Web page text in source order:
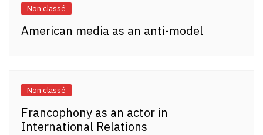
Non classé
American media as an anti-model
Non classé
Francophony as an actor in
International Relations